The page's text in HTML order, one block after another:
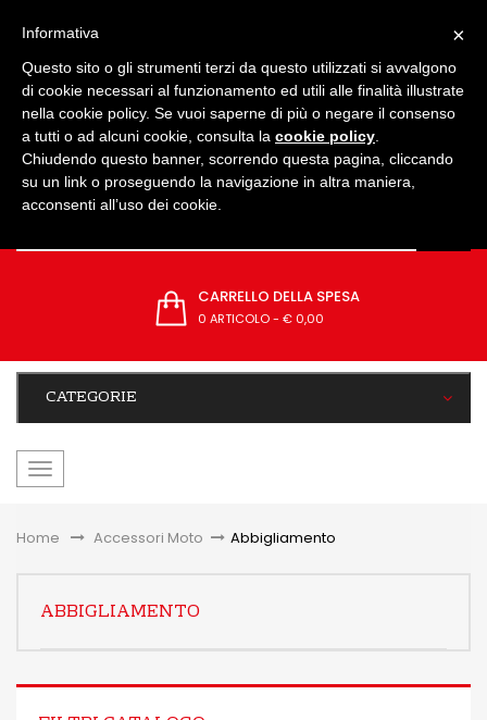
CARRELLO DELLA SPESA
0 ARTICOLO- € 0,00
CATEGORIE
navigazione
Home &gt;Accessori Moto > Abbigliamento
ABBIGLIAMENTO
×
Informativa
Questo sito o gli strumenti terzi da questo utilizzati si avvalgono
di cookie necessari al funzionamento ed utili alle finalità illustrate
nella cookie policy. Se vuoi saperne di più o negare il consenso
a tutti o ad alcuni cookie, consulta la cookie policy
Chiudendo questo banner, scorrendo questa pagina, cliccando
su un link o proseguendo la navigazione in altra maniera,
acconsenti all’uso dei cookie.